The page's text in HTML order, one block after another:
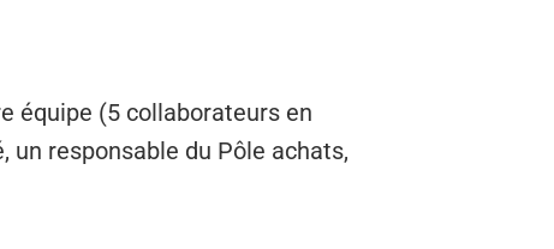
équipe (5 collaborateurs en
responsable du Pôle achats,